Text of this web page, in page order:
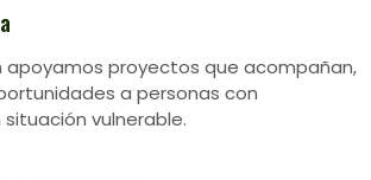
proyectos que acompañan,
a personas con
vulnerable.